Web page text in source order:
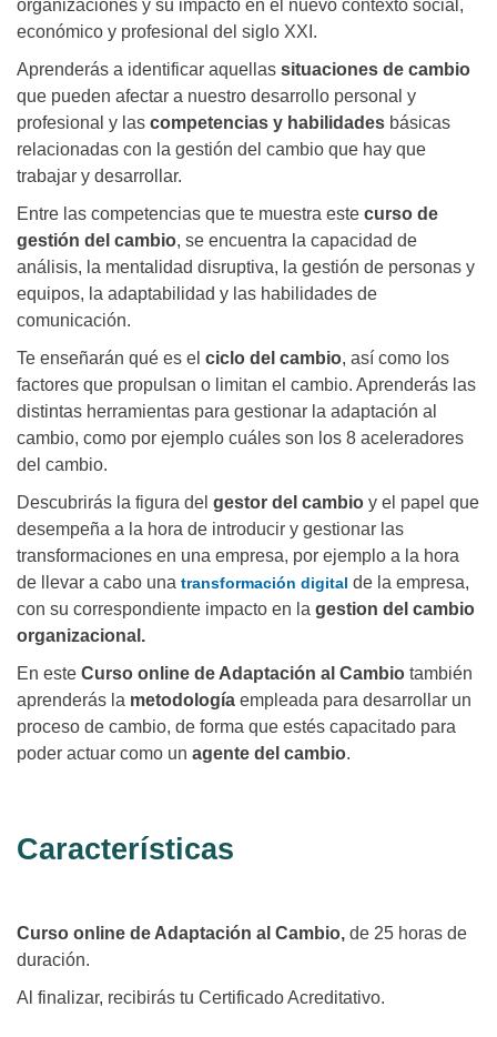
organizaciones y su impacto en el nuevo contexto social,
económico y profesional del siglo XXI.
Aprenderás a identificar aquellas situaciones de cambio
que pueden afectar a nuestro desarrollo personal y
profesional y las competencias y habilidades básicas
relacionadas con la gestión del cambio que hay que
trabajar y desarrollar.
Entre las competencias que te muestra este curso de
gestión del cambio, se encuentra la capacidad de
análisis, la mentalidad disruptiva, la gestión de personas y
equipos, la adaptabilidad y las habilidades de
comunicación.
Te enseñarán qué es el ciclo del cambio, así como los
factores que propulsan o limitan el cambio. Aprenderás las
distintas herramientas para gestionar la adaptación al
cambio, como por ejemplo cuáles son los 8 aceleradores
del cambio.
Descubrirás la figura del gestor del cambio y el papel que
desempeña a la hora de introducir y gestionar las
transformaciones en una empresa, por ejemplo a la hora
de llevar a cabo una transformación digital de la empresa,
con su correspondiente impacto en la gestion del cambio
organizacional.
En este Curso online de Adaptación al Cambio también
aprenderás la metodología empleada para desarrollar un
proceso de cambio, de forma que estés capacitado para
poder actuar como un agente del cambio.
Características
Curso online de Adaptación al Cambio, de 25 horas de
duración.
Al finalizar, recibirás tu Certificado Acreditativo.